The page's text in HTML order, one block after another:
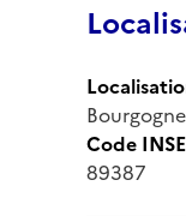
Code
89387